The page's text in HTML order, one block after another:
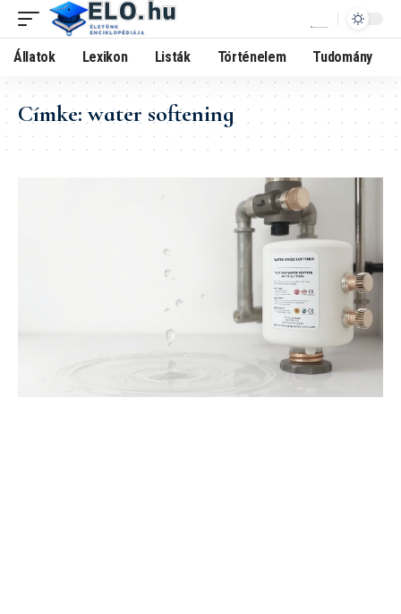
Állatok Lexikon Listák Történelem Tudomány
Címke:water softening